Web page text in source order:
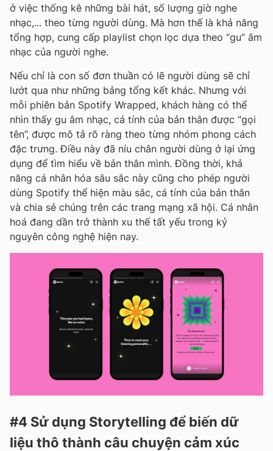
ở việc thống kê những bài hát, số lượng giờ nghe
nhạc,... theo từng người dùng. Mà hơn thế là khả năng
tổng hợp, cung cấp playlist chọn lọc dựa theo “gu” âm
nhạc của người nghe.
Nếu chỉ là con số đơn thuần có lẽ người dùng sẽ chỉ
lướt qua như những bảng tổng kết khác. Nhưng với
mỗi phiên bản Spotify Wrapped, khách hàng có thể
nhìn thấy gu âm nhạc, cá tính của bản thân được “gọi
tên”, được mô tả rõ ràng theo từng nhóm phong cách
đặc trưng. Điều này đã níu chân người dùng ở lại ứng
dụng để tìm hiểu về bản thân mình. Đồng thời, khả
năng cá nhân hóa sâu sắc này cũng cho phép người
dùng Spotify thể hiện màu sắc, cá tính của bản thân
và chia sẻ chúng trên các trang mạng xã hội. Cá nhân
hoá đang dần trở thành xu thế tất yếu trong kỷ
nguyên công nghệ hiện nay.
#4 Sử dụng Storytelling để biến dữ
liệu thô thành câu chuyện cảm xúc